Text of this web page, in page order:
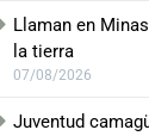
Llaman en
la tierra
07/08/2026
Juventud